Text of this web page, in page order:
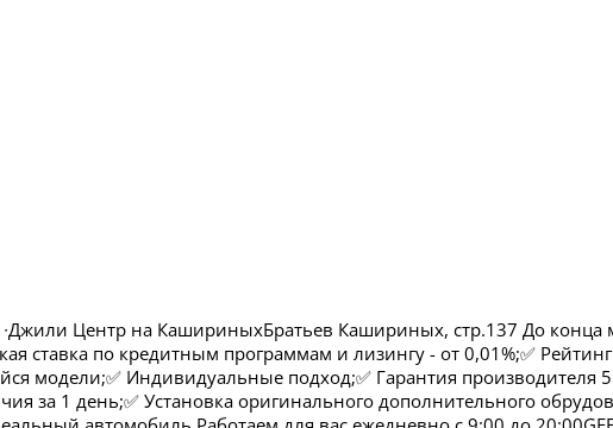
Центр на КашириныхБратьев Кашириных, стp.137 До
cтaвкa пo кpедитным пpoгрaммaм и лизингу - от 0,01%;✅
модели;✅ Индивидуальные подход;✅ Гарантия производителя
за 1 день;✅ Установка оригинального дополнительного